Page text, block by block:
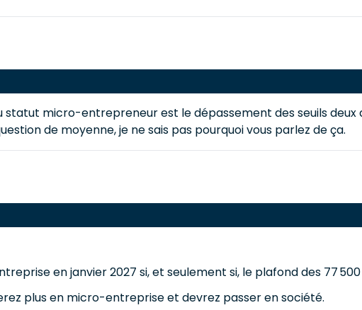
micro-entrepreneur est le dépassement des seuils deux
de moyenne, je ne sais pas pourquoi vous parlez de ça.
en janvier 2027 si, et seulement si, le plafond des 77
plus en micro-entreprise et devrez passer en société.